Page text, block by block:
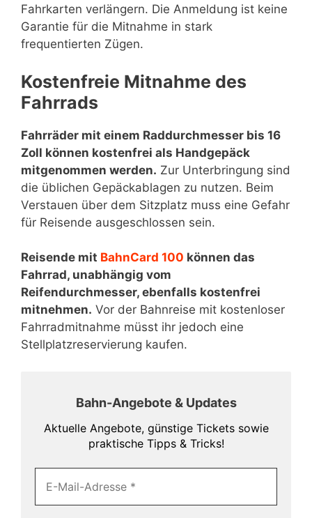
Fahrkarten verlängern. Die Anmeldung ist keine
Garantie für die Mitnahme in stark
frequentierten Zügen.
Kostenfreie Mitnahme des
Fahrrads
Fahrräder mit einem Raddurchmesser bis 16
Zoll können kostenfrei als Handgepäck
mitgenommen werden. Zur Unterbringung sind
die üblichen Gepäckablagen zu nutzen. Beim
Verstauen über dem Sitzplatz muss eine Gefahr
für Reisende ausgeschlossen sein.
Reisende mit BahnCard 100 können das
Fahrrad, unabhängig vom
Reifendurchmesser, ebenfalls kostenfrei
mitnehmen. Vor der Bahnreise mit kostenloser
Fahrradmitnahme müsst ihr jedoch eine
Stellplatzreservierung kaufen.
Bahn-Angebote & Updates
Aktuelle Angebote, günstige Tickets sowie
praktische Tipps & Tricks!